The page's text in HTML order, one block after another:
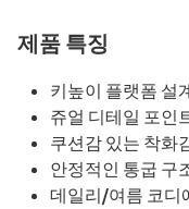
제품 특징
키높이 플랫폼 설
쥬얼 디테일 포인
쿠션감 있는 착화
안정적인 통굽 구
데일리/여름 코디